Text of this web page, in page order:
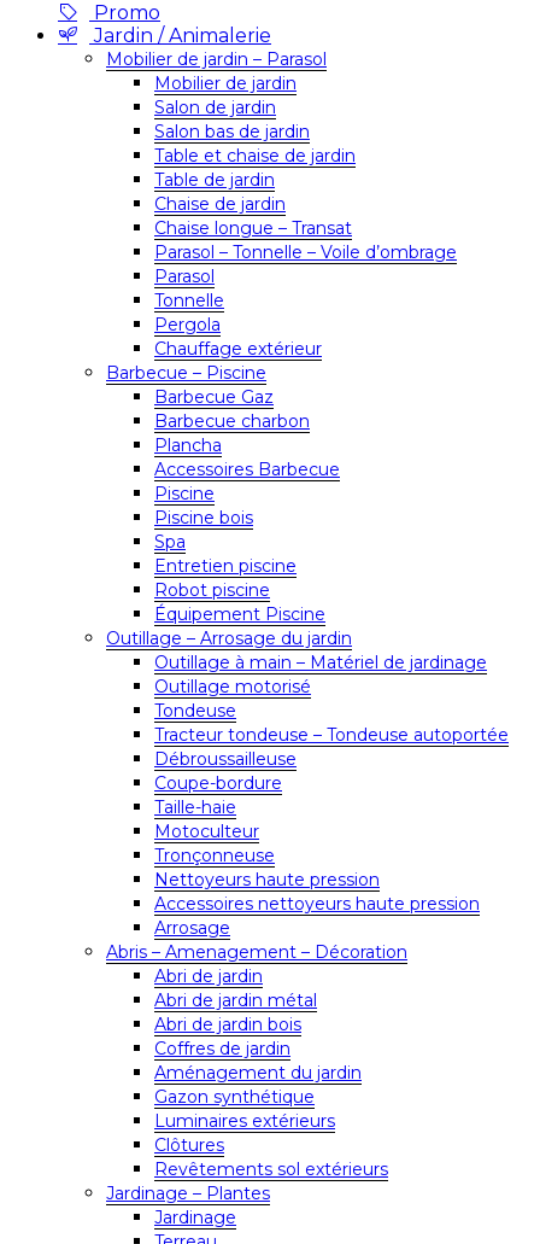
Promo
Jardin / Animalerie
Mobilier de jardin – Parasol
Mobilier de jardin
Salon de jardin
Salon bas de jardin
Table et chaise de jardin
Table de jardin
Chaise de jardin
Chaise longue – Transat
Parasol – Tonnelle – Voile d’ombrage
Parasol
Tonnelle
Pergola
Chauffage extérieur
Barbecue – Piscine
Barbecue Gaz
Barbecue charbon
Plancha
Accessoires Barbecue
Piscine
Piscine bois
Spa
Entretien piscine
Robot piscine
Équipement Piscine
Outillage – Arrosage du jardin
Outillage à main – Matériel de jardinage
Outillage motorisé
Tondeuse
Tracteur tondeuse – Tondeuse autoportée
Débroussailleuse
Coupe-bordure
Taille-haie
Motoculteur
Tronçonneuse
Nettoyeurs haute pression
Accessoires nettoyeurs haute pression
Arrosage
Abris – Amenagement – Décoration
Abri de jardin
Abri de jardin métal
Abri de jardin bois
Coffres de jardin
Aménagement du jardin
Gazon synthétique
Luminaires extérieurs
Clôtures
Revêtements sol extérieurs
Jardinage – Plantes
Jardinage